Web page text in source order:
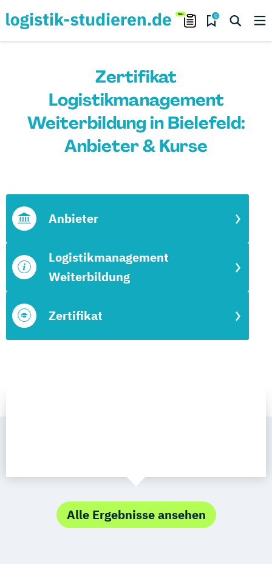
0
Zertifikat
Logistikmanagement
Weiterbildung in Bielefeld:
Anbieter & Kurse
Zertifikat
Logistikmanagement
Weiterbildung
Anbieter
Alle Ergebnisse ansehen